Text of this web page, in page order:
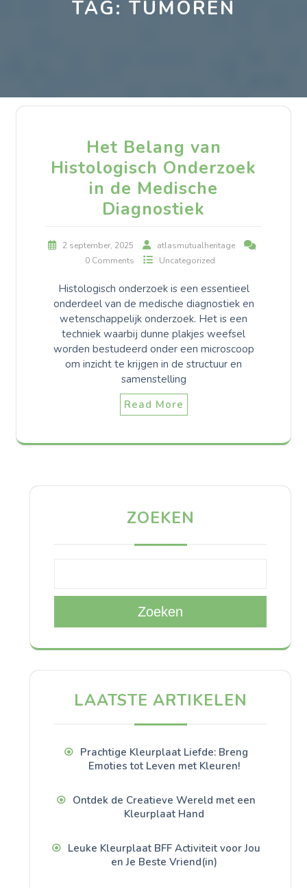
TAG: TUMOREN
Het Belang van
Histologisch Onderzoek
in de Medische
Diagnostiek
2 september, 2025
atlasmutualheritage
0 Comments
Uncategorized
Histologisch onderzoek is een essentieel
onderdeel van de medische diagnostiek en
wetenschappelijk onderzoek. Het is een
techniek waarbij dunne plakjes weefsel
worden bestudeerd onder een microscoop
om inzicht te krijgen in de structuur en
samenstelling
Read More
ZOEKEN
Zoeken
LAATSTE ARTIKELEN
Prachtige Kleurplaat Liefde: Breng
Emoties tot Leven met Kleuren!
Ontdek de Creatieve Wereld met een
Kleurplaat Hand
Leuke Kleurplaat BFF Activiteit voor Jou
en Je Beste Vriend(in)